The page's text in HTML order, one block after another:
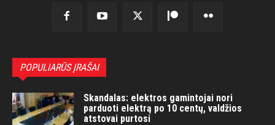
POPULIARŪS ĮRAŠAI
Skandalas: elektros gamintojai nori
parduoti elektrą po 10 centų, valdžios
atstovai purtosi